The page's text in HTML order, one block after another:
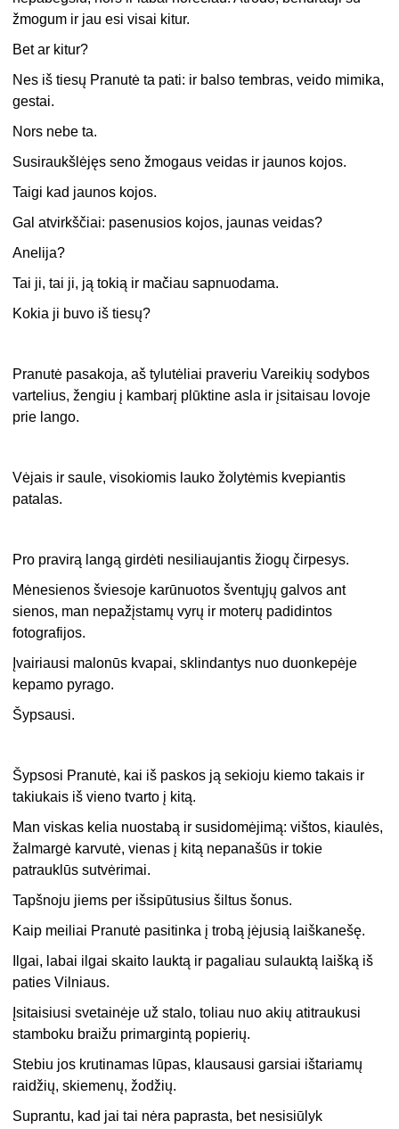
žmogum ir jau esi visai kitur.
Bet ar kitur?
Nes iš tiesų Pranutė ta pati: ir balso tembras, veido mimika,
gestai.
Nors nebe ta.
Susiraukšlėjęs seno žmogaus veidas ir jaunos kojos.
Taigi kad jaunos kojos.
Gal atvirkščiai: pasenusios kojos, jaunas veidas?
Anelija?
Tai ji, tai ji, ją tokią ir mačiau sapnuodama.
Kokia ji buvo iš tiesų?
Pranutė pasakoja, aš tylutėliai praveriu Vareikių sodybos
vartelius, žengiu į kambarį plūktine asla ir įsitaisau lovoje
prie lango.
Vėjais ir saule, visokiomis lauko žolytėmis kvepiantis
patalas.
Pro pravirą langą girdėti nesiliaujantis žiogų čirpesys.
Mėnesienos šviesoje karūnuotos šventųjų galvos ant
sienos, man nepažįstamų vyrų ir moterų padidintos
fotografijos.
Įvairiausi malonūs kvapai, sklindantys nuo duonkepėje
kepamo pyrago.
Šypsausi.
Šypsosi Pranutė, kai iš paskos ją sekioju kiemo takais ir
takiukais iš vieno tvarto į kitą.
Man viskas kelia nuostabą ir susidomėjimą: vištos, kiaulės,
žalmargė karvutė, vienas į kitą nepanašūs ir tokie
patrauklūs sutvėrimai.
Tapšnoju jiems per išsipūtusius šiltus šonus.
Kaip meiliai Pranutė pasitinka į trobą įėjusią laiškanešę.
Ilgai, labai ilgai skaito lauktą ir pagaliau sulauktą laišką iš
paties Vilniaus.
Įsitaisiusi svetainėje už stalo, toliau nuo akių atitraukusi
stamboku braižu primargintą popierių.
Stebiu jos krutinamas lūpas, klausausi garsiai ištariamų
raidžių, skiemenų, žodžių.
Suprantu, kad jai tai nėra paprasta, bet nesisiūlyk